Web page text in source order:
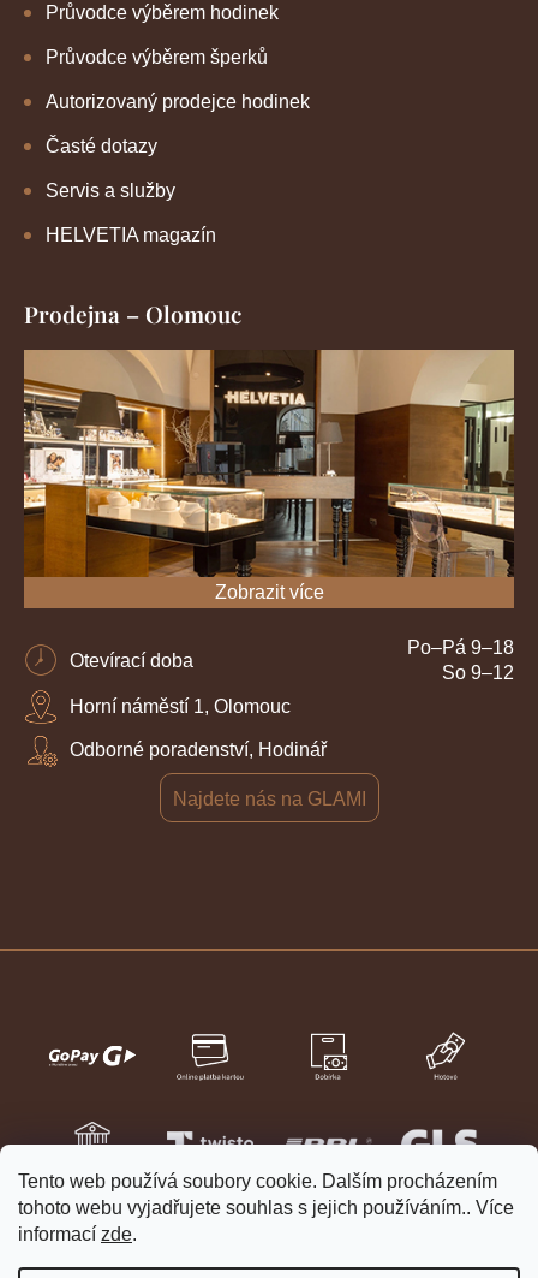
Tento web používá soubory cookie. Dalším procházením
tohoto webu vyjadřujete souhlas s jejich používáním.. Více
informací zde.
Průvodce výběrem hodinek
Průvodce výběrem šperků
Autorizovaný prodejce hodinek
Časté dotazy
Servis a služby
HELVETIA magazín
Prodejna – Olomouc
Zobrazit více
Otevírací doba
Po–Pá 9–18
So 9–12
Horní náměstí 1, Olomouc
Odborné poradenství, Hodinář
Najdete nás na GLAMI